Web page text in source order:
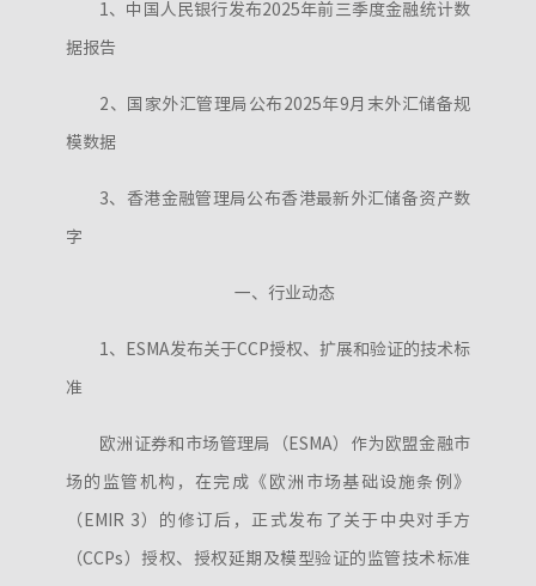
1、中国人民银行发布2025年前三季度金融统计数
据报告
2、国家外汇管理局公布2025年9月末外汇储备规
模数据
3、香港金融管理局公布香港最新外汇储备资产数
字
一、行业动态
1、ESMA发布关于CCP授权、扩展和验证的技术标
准
欧洲证券和市场管理局（ESMA）作为欧盟金融市
场的监管机构，在完成《欧洲市场基础设施条例》
（EMIR 3）的修订后，正式发布了关于中央对手方
（CCPs）授权、授权延期及模型验证的监管技术标准